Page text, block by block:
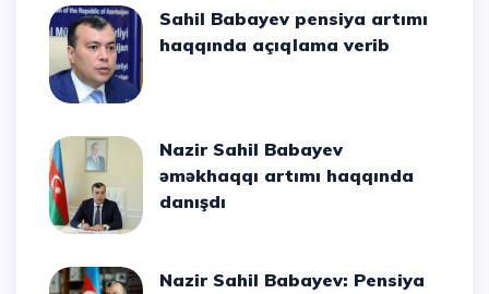
Sahil Babayev pensiya artımı
haqqında açıqlama verib
Nazir Sahil Babayev
əməkhaqqı artımı haqqında
danışdı
Nazir Sahil Babayev: Pensiya